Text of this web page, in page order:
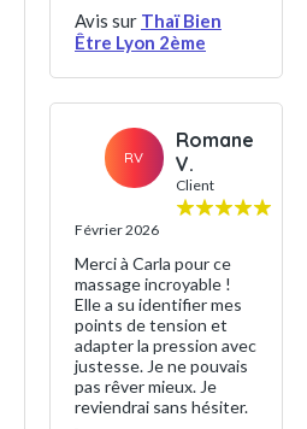
Avis sur Thaï Bien
Être Lyon 2ème
RV
Romane
V.
Client
Février 2026
Merci à Carla pour ce
massage incroyable !
Elle a su identifier mes
points de tension et
adapter la pression avec
justesse. Je ne pouvais
pas rêver mieux. Je
reviendrai sans hésiter.